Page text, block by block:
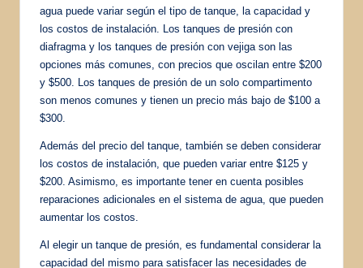
agua puede variar según el tipo de tanque, la capacidad y
los costos de instalación. Los tanques de presión con
diafragma y los tanques de presión con vejiga son las
opciones más comunes, con precios que oscilan entre $200
y $500. Los tanques de presión de un solo compartimento
son menos comunes y tienen un precio más bajo de $100 a
$300.
Además del precio del tanque, también se deben considerar
los costos de instalación, que pueden variar entre $125 y
$200. Asimismo, es importante tener en cuenta posibles
reparaciones adicionales en el sistema de agua, que pueden
aumentar los costos.
Al elegir un tanque de presión, es fundamental considerar la
capacidad del mismo para satisfacer las necesidades de